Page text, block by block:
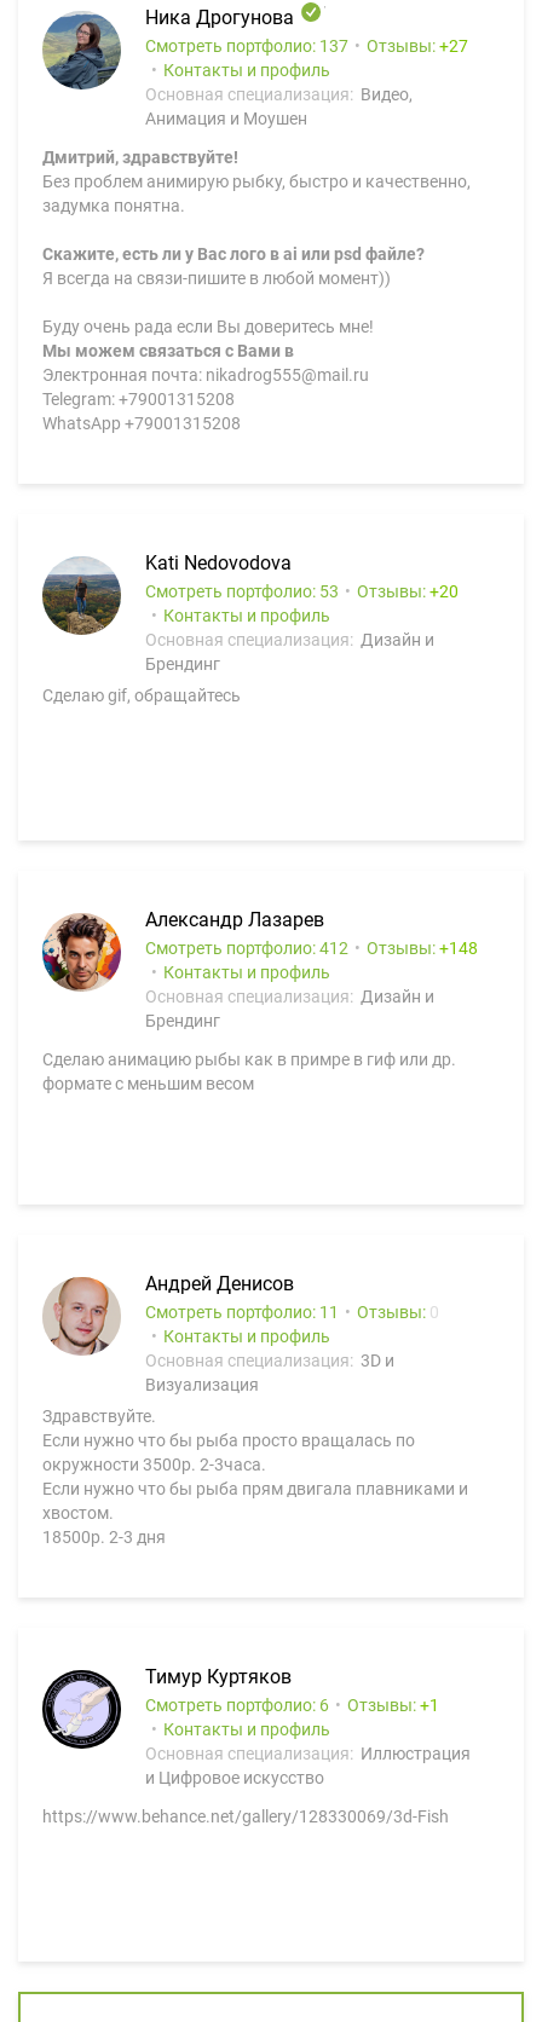
Ника Дрогунова
Смотреть портфолио: 137 Отзывы:
27
Контакты и профиль
Основная специализация: Видео,
Анимация и Моушен
Дмитрий, здравствуйте!
Без проблем анимирую рыбку, быстро и качественно,
задумка понятна.
Скажите, есть ли у Вас лого в ai или psd файле?
Я всегда на связи-пишите в любой момент))
Буду очень рада если Вы доверитесь мне!
Мы можем связаться с Вами в
Электронная почта: nikadrog555@mail.ru
Telegram: +79001315208
WhatsApp +79001315208
Kati Nedovodova
Смотреть портфолио: 53 Отзывы:
20
Контакты и профиль
Основная специализация: Дизайн и
Брендинг
Сделаю gif, обращайтесь
Александр Лазарев
Смотреть портфолио: 412 Отзывы:
148
Контакты и профиль
Основная специализация: Дизайн и
Брендинг
Сделаю анимацию рыбы как в примре в гиф или др.
формате с меньшим весом
Андрей Денисов
Смотреть портфолио: 11 Отзывы: 0
Контакты и профиль
Основная специализация: 3D и
Визуализация
Здравствуйте.
Если нужно что бы рыба просто вращалась по
окружности 3500р. 2-3часа.
Если нужно что бы рыба прям двигала плавниками и
хвостом.
18500р. 2-3 дня
Тимур Куртяков
Смотреть портфолио: 6 Отзывы:
1
Контакты и профиль
Основная специализация: Иллюстрация
и Цифровое искусство
https://www.behance.net/gallery/128330069/3d-Fish